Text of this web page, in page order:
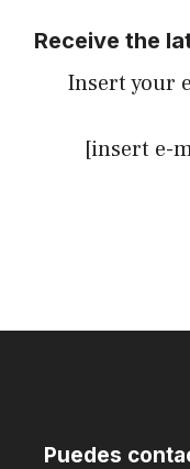
Receive the
Insert your
[insert e-
Puedes